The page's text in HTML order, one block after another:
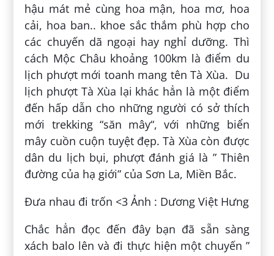
hậu mát mẻ cùng hoa mận, hoa mơ, hoa
cải, hoa ban.. khoe sắc thắm phù hợp cho
các chuyến dã ngoại hay nghỉ dưỡng. Thì
cách Mộc Châu khoảng 100km là điểm du
lịch phượt mới toanh mang tên Tà Xùa. Du
lịch phượt Tà Xùa lại khác hẳn là một điểm
đến hấp dẫn cho những người có sở thích
mới trekking “săn mây“, với những biển
mây cuồn cuộn tuyệt đẹp. Tà Xùa còn được
dân du lịch bụi, phượt đánh giá là ” Thiên
đường của hạ giới” của Sơn La, Miền Bắc.
Đưa nhau đi trốn <3 Ảnh : Dương Việt Hưng
Chắc hẳn đọc đến đây bạn đã sẵn sàng
xách balo lên và đi thực hiện một chuyến ”